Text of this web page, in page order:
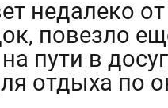
недалеко
повезло
пути в
отдыха по